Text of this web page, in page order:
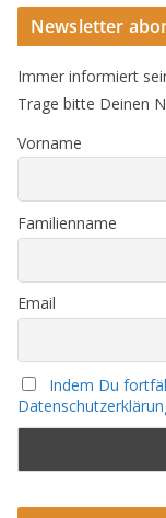
Newsletter
Immer informiert
Trage bitte Deinen
Vorname
Familienname
Email
Indem Du